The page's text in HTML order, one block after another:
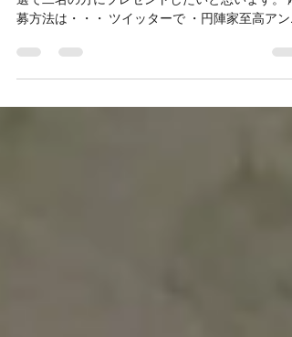
募方法は・・・ ツイッターで ・円陣家至高アン
・このブログの記事の投稿をリツイートしていた
だき...